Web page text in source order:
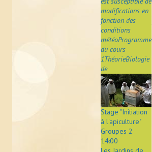
Où trouver un apiculteur ?
modifications en
fonction des
conditions
météoProgramme
du cours
1ThéorieBiologie
de
Stage "Initiation
à l'apiculture"
Groupes 2
14:00